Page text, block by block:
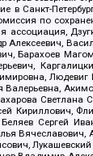
в Санкт-
по
Барахоев
Светлана
Кириллович,
Сергей
Вячеславович,